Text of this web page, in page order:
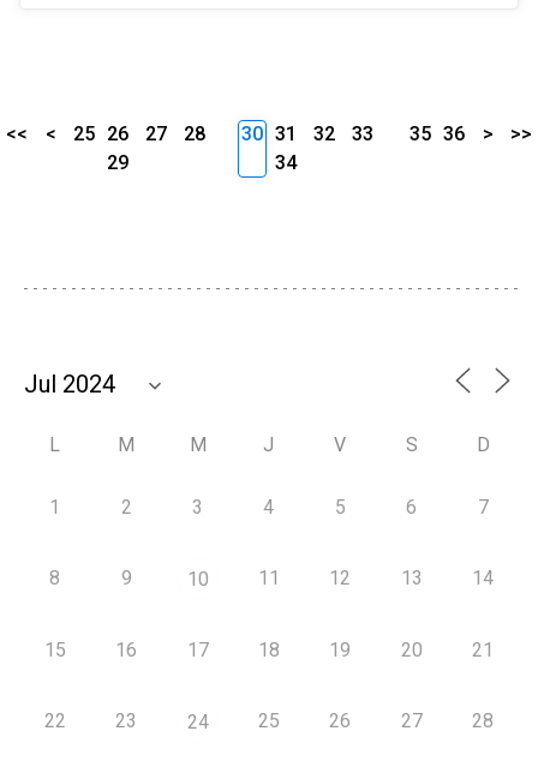
<< < 25 26 27
28
29
30 31 32
33
34
35 36 > >>
L M M J V S D
1 2 3 4 5 6 7
8 9 10 11 12 13 14
15 16 17 18 19 20 21
22 23 24 25 26 27 28